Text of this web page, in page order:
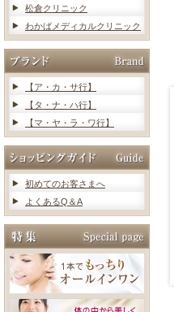
松倉クリニック
わかばメディカルクリニック
【ア・カ・サ行】
【タ・ナ・ハ行】
【マ・ヤ・ラ・ワ行】
初めてのお客さまへ
よくあるQ＆A